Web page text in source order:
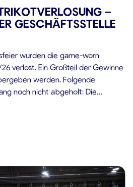
–
GESCHÄFTSSTELLE
wurden die game-worn
verlost. Ein Großteil der Gewinne
werden. Folgende
noch nicht abgeholt: Die
Tigers abzuholen.
jeweils von 09:00 bis 15:00 Uhr